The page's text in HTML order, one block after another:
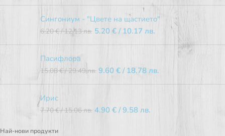
Сингониум - "Цвете на щастието"
6.20€/ 12.13 лв. 5.20 € / 10.17 лв.
Пасифлора
15.08€/ 29.49 лв. 9.60 € / 18.78 лв.
Ирис
7.70€/ 15.06 лв. 4.90 € / 9.58 лв.
Най-нови продукти